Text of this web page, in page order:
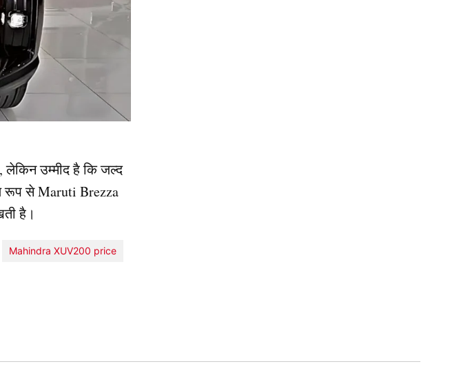
उम्मीद है कि जल्द
रूप से Maruti Brezza
है।
Mahindra XUV200 price